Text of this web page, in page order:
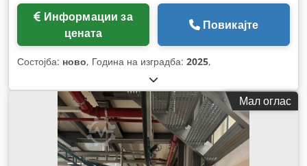
цената
Повикајте
Состојба: ново, Година на изградба: 2025,
Мал оглас